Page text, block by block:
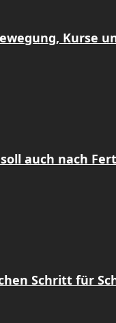
Kurse
auch nach
Schritt für